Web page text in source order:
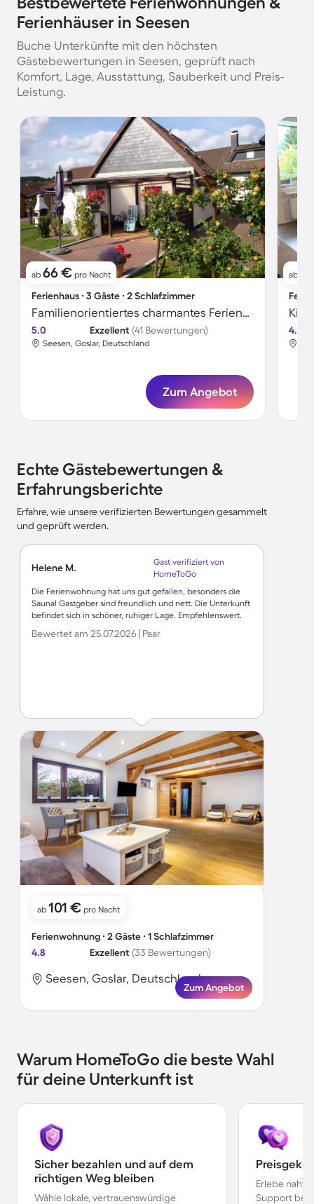
Ferienhäuser in Seesen
Buche Unterkünfte mit den höchsten
Gästebewertungen in Seesen, geprüft nach
Komfort, Lage, Ausstattung, Sauberkeit und Preis-
Leistung.
ab 66 € pro Nacht
Ferienhaus ∙ 3 Gäste ∙ 2 Schlafzimmer
Familienorientiertes charmantes Ferienhaus mit Terrasse, Grill und Garten | Bergblick
5.0 Exzellent (41 Bewertungen)
Seesen, Goslar, Deutschland
Zum Angebot
ab
4.8
Echte Gästebewertungen &
Erfahrungsberichte
Erfahre, wie unsere verifizierten Bewertungen gesammelt
und geprüft werden.
Helene M.
Gast verifiziert von
HomeToGo
Die Ferienwohnung hat uns gut gefallen, besonders die
Sauna! Gastgeber sind freundlich und nett. Die Unterkunft
befindet sich in schöner, ruhiger Lage. Empfehlenswert.
Bewertet am 25.07.2026 | Paar
ab 101 € pro Nacht
Ferienwohnung ∙ 2 Gäste ∙ 1 Schlafzimmer
4.8
Exzellent (33 Bewertungen)
Seesen, Goslar, Deutschland
Zum Angebot
Warum HomeToGo die beste Wahl
für deine Unterkunft ist
Sicher bezahlen und auf dem
richtigen Weg bleiben
Wähle lokale, vertrauenswürdige
Erlebe
Support bei